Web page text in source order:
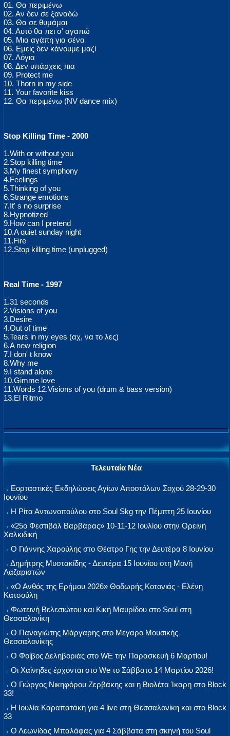
01. Θα περιμένω
02. Αν δεν σε ξαναδώ
03. Θα σε θυμάμαι
04. Αυτό θα πει σ' αγαπώ
05. Μια αγάπη για σένα
06. Εμείς δεν κάνουμε μαζί
07. Λόγια
08. Δεν υπάρχεις πια
09. Protect me
10. Thorn in my side
11. Your favorite kiss
12. Θα περιμένω (NV dance mix)
Stop Killing Time - 2000
1.With or without you
2.Stop killing time
3.My finest symphony
4.Feelings
5.Thinking of you
6.Strange emotions
7.It' s no surprise
8.Hypnotized
9.How can I pretend
10.A quiet sunday night
11.Fire
12.Stop killing time (unplugged)
Real Time - 1997
1.31 seconds
2.Visions of you
3.Desire
4.Out of time
5.Tears in my eyes (αχ, να το λες)
6.A new religion
7.I don' t know
8.Why me
9.I stand alone
10.Gimme love
11.Words 12.Visions of you (drum & bass version)
13.El Ritmo
Τελευταία Νέα
Εορταστικές Εκδηλώσεις Αγίων Αποστόλων Σοχού 28-29-30
Ιουνίου
Η Ρίτα Αντωνοπούλου στο Soul Skg την Πέμπτη 25 Ιουνίου
«25ο Φεστιβάλ Βαρβάρας» 10-11-12 Ιουλίου στην Ορεινή
Χαλκιδική
Ο Γιάννης Χαρούλης στο Θέατρο Γης την Δευτέρα 8 Ιουνίου
Δημήτρης Μυστακίδης - Δευτέρα 15 Ιουνίου στη Μονή
Λαζαριστών
«Ο Ανθός της Ερήμου 2026» Θοδωρής Κοτονιάς - Ελένη
Κατσούλη
Φωτεινή Βελεσιώτου και Κική Μαυρίδου στο Soul στη
Θεσσαλονίκη
Ο Παναγιώτης Μάργαρης στο Μέγαρο Μουσικής
Θεσσαλονίκης
Ο Φοίβος Δεληβοριάς στο WE την Παρασκευή 6 Μαρτίου!
Οι Χαΐνηδες έρχονται στο We το Σάββατο 14 Μαρτίου 2026!
Ο Γιώργος Νικηφόρου Ζερβάκης και η Βιολέτα Ίκαρη στο Block
33!
Η Ιουλία Καραπατάκη για 4 live στη Θεσσαλονίκη και στο Block
33
Ο Λεωνίδας Μπαλάφας για 4 Σάββατα στη σκηνή του Soul